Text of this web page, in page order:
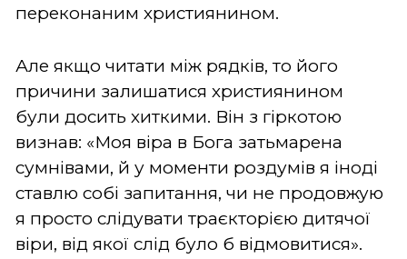
переконаним християнином.
Але якщо читати між рядків, то його
причини залишатися християнином
були досить хиткими. Він з гіркотою
визнав: «Моя віра в Бога затьмарена
сумнівами, й у моменти роздумів я іноді
ставлю собі запитання, чи не продовжую
я просто слідувати траєкторією дитячої
віри, від якої слід було б відмовитися».